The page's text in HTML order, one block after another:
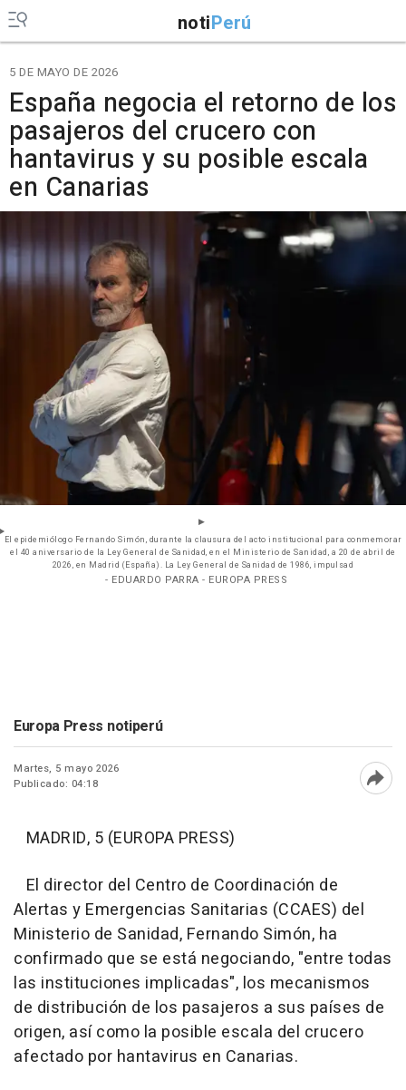
notiPerú
5 DE MAYO DE 2026
España negocia el retorno de los
pasajeros del crucero con
hantavirus y su posible escala
en Canarias
El epidemiólogo Fernando Simón, durante la clausura del acto institucional para conmemorar
el 40 aniversario de la Ley General de Sanidad, en el Ministerio de Sanidad, a 20 de abril de
2026, en Madrid (España). La Ley General de Sanidad de 1986, impulsad
- EDUARDO PARRA - EUROPA PRESS
Europa Press notiperú
Martes, 5 mayo 2026
Publicado: 04:18
MADRID, 5 (EUROPA PRESS)
El director del Centro de Coordinación de
Alertas y Emergencias Sanitarias (CCAES) del
Ministerio de Sanidad, Fernando Simón, ha
confirmado que se está negociando, "entre todas
las instituciones implicadas", los mecanismos
de distribución de los pasajeros a sus países de
origen, así como la posible escala del crucero
afectado por hantavirus en Canarias.